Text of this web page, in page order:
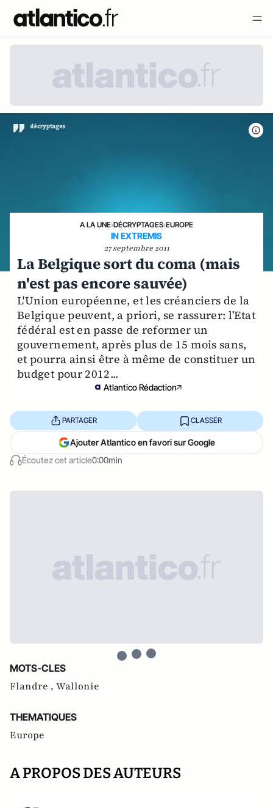
A LA UNE›DÉCRYPTAGES›EUROPE
IN EXTREMIS
27 septembre 2011
La Belgique sort du coma (mais
n'est pas encore sauvée)
L'Union européenne, et les créanciers de la
Belgique peuvent, a priori, se rassurer: l'Etat
fédéral est en passe de reformer un
gouvernement, après plus de 15 mois sans,
et pourra ainsi être à même de constituer un
budget pour 2012...
Atlantico Rédaction
Écoutez cet article0:00min
PARTAGER CLASSER
Ajouter Atlantico en favori sur Google
MOTS-CLES
Flandre , Wallonie
THEMATIQUES
Europe
A PROPOS DES AUTEURS